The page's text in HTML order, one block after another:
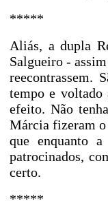
*****
Aliás, a dupla
Salgueiro -
reecontrassem.
tempo e
efeito. Não
Márcia fizeram o
que enquanto
patrocinados,
certo.